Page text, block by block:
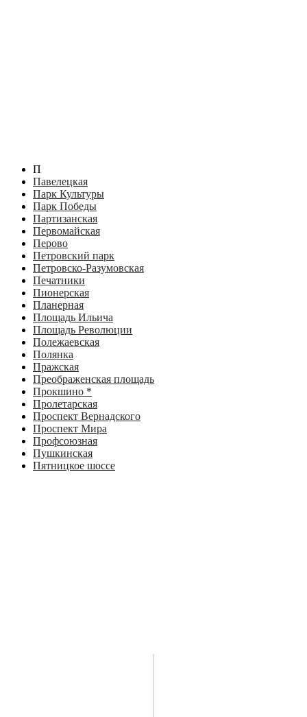
П
Павелецкая
Парк Культуры
Парк Победы
Партизанская
Первомайская
Перово
Петровский парк
Петровско-Разумовская
Печатники
Пионерская
Планерная
Площадь Ильича
Площадь Революции
Полежаевская
Полянка
Пражская
Преображенская площадь
Прокшино *
Пролетарская
Проспект Вернадского
Проспект Мира
Профсоюзная
Пушкинская
Пятницкое шоссе